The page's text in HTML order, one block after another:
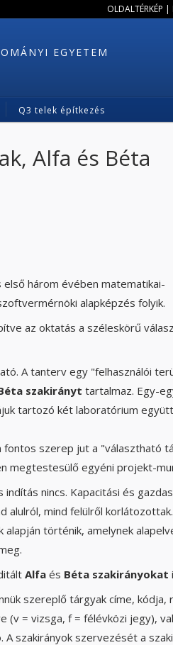
OLDALTÉRKÉP |
EGYETEM
Q3 telek építkezés
Alfa és Béta
három évében matematikai-
alapképzés folyik.
az oktatás a széleskörű
A tanterv egy "felhasználói
szakirányt tartalmaz. Egy-
tartozó két laboratórium
fontos szerep jut a "választható
megtestesülő egyéni projekt-
nincs. Kapacitási és
alulról, mind felülről
történik, amelynek
Alfa és Béta szakirányokat
szereplő tárgyak címe, kódja,
(v = vizsga, f = félévközi jegy),
szakirányok szervezését a